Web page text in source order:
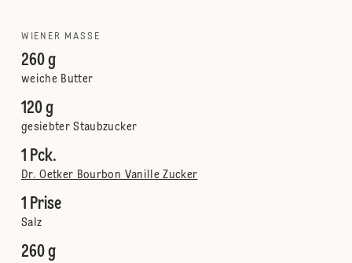
WIENER MASSE
260 g
weiche Butter
120 g
gesiebter Staubzucker
1 Pck.
Dr. Oetker Bourbon Vanille Zucker
1 Prise
Salz
260 g